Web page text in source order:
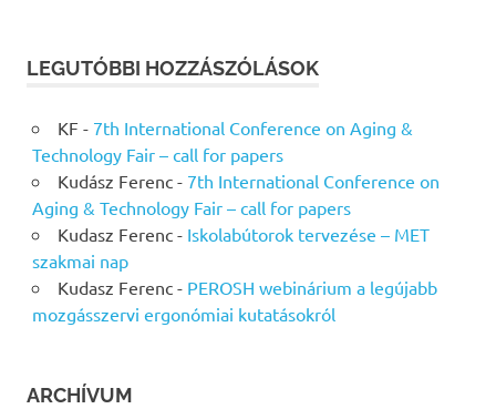
LEGUTÓBBI HOZZÁSZÓLÁSOK
KF - 7th International Conference on Aging &
Technology Fair – call for papers
Kudász Ferenc- 7th International Conference on
Aging & Technology Fair – call for papers
Kudasz Ferenc- Iskolabútorok tervezése – MET
szakmai nap
Kudasz Ferenc- PEROSH webinárium a legújabb
mozgásszervi ergonómiai kutatásokról
ARCHÍVUM